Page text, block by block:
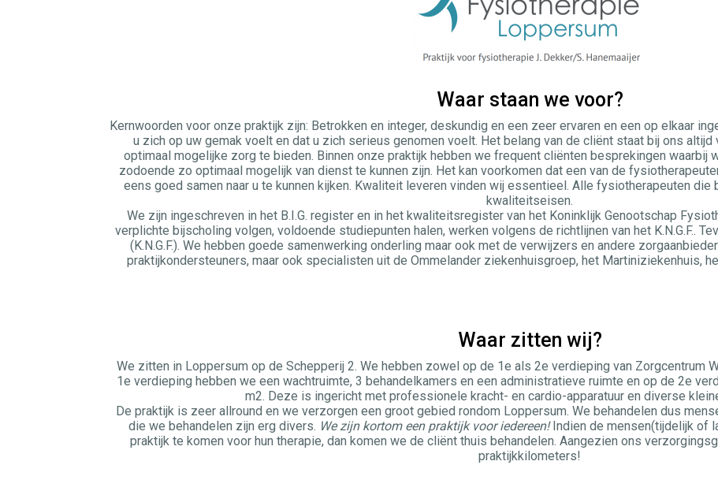
Waar staan we voor?
Kernwoorden voor onze praktijk zijn: Betrokken en integer, deskundig en een zeer ervaren en een op elkaar
u zich op uw gemak voelt en dat u zich serieus genomen voelt. Het belang van de cliënt staat bij ons
optimaal mogelijke zorg te bieden. Binnen onze praktijk hebben we frequent cliënten besprekingen waarbij
zodoende zo optimaal mogelijk van dienst te kunnen zijn. Het kan voorkomen dat een van de
eens goed samen naar u te kunnen kijken. Kwaliteit leveren vinden wij essentieel. Alle fysiotherapeuten die
kwaliteitseisen.
We zijn ingeschreven in het B.I.G. register en in het kwaliteitsregister van het Koninklijk Genootschap
verplichte bijscholing volgen, voldoende studiepunten halen, werken volgens de richtlijnen van het K.N.G.F..
(K.N.G.F.). We hebben goede samenwerking onderling maar ook met de verwijzers en andere
praktijkondersteuners, maar ook specialisten uit de Ommelander ziekenhuisgroep, het Martiniziekenhuis,
Waar zitten wij?
We zitten in Loppersum op de Schepperij 2. We hebben zowel op de 1e als 2e verdieping van Zorgcentrum
1e verdieping hebben we een wachtruimte, 3 behandelkamers en een administratieve ruimte en op de 2e
m2. Deze is ingericht met professionele kracht- en cardio-apparatuur en diverse
De praktijk is zeer allround en we verzorgen een groot gebied rondom Loppersum. We behandelen dus
die we behandelen zijn erg divers. We zijn kortom een praktijk voor iedereen!Indien de mensen(tijdelijk of
praktijk te komen voor hun therapie, dan komen we de cliënt thuis behandelen. Aangezien ons
praktijkkilometers!